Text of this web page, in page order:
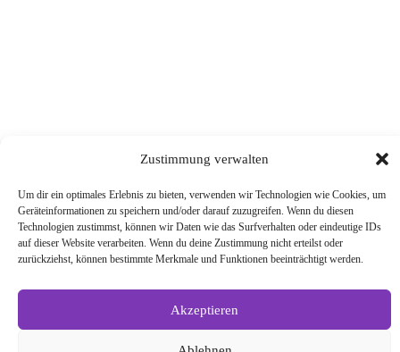
Zustimmung verwalten
Um dir ein optimales Erlebnis zu bieten, verwenden wir Technologien wie Cookies, um
Geräteinformationen zu speichern und/oder darauf zuzugreifen. Wenn du diesen
Technologien zustimmst, können wir Daten wie das Surfverhalten oder eindeutige IDs
auf dieser Website verarbeiten. Wenn du deine Zustimmung nicht erteilst oder
zurückziehst, können bestimmte Merkmale und Funktionen beeinträchtigt werden.
Akzeptieren
Umsetzung gesponsert von FischerS Online Marketing